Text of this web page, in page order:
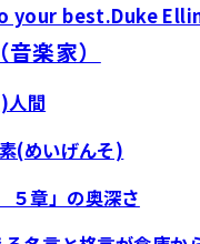
your best.Duke
楽家）
人間
(めいげんそ)
５章」の奥深さ